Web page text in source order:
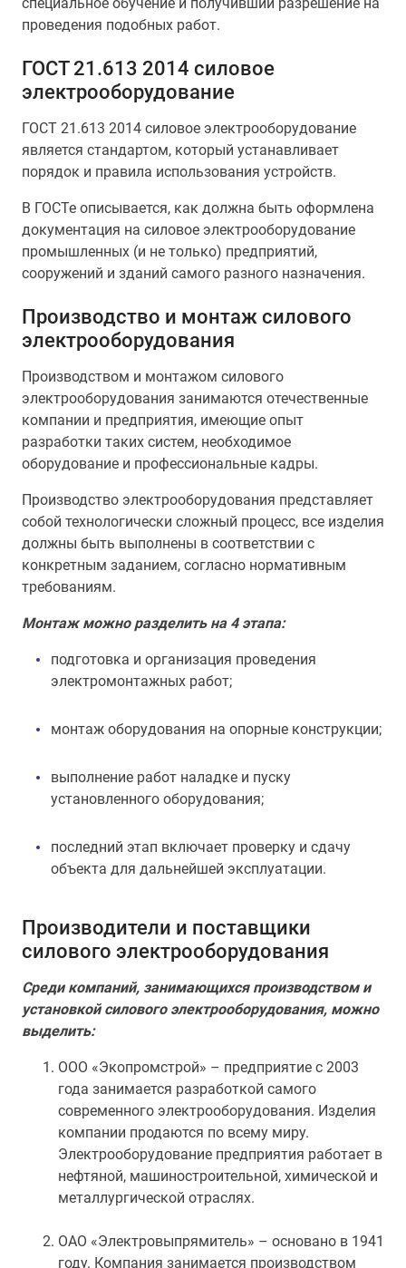
проведения подобных работ.
ГОСТ 21.613 2014 силовое
электрооборудование
ГОСТ 21.613 2014 силовое электрооборудование
является стандартом, который устанавливает
порядок и правила использования устройств.
В ГОСТе описывается, как должна быть оформлена
документация на силовое электрооборудование
промышленных (и не только) предприятий,
сооружений и зданий самого разного назначения.
Производство и монтаж силового
электрооборудования
Производством и монтажом силового
электрооборудования занимаются отечественные
компании и предприятия, имеющие опыт
разработки таких систем, необходимое
оборудование и профессиональные кадры.
Производство электрооборудования представляет
собой технологически сложный процесс, все изделия
должны быть выполнены в соответствии с
конкретным заданием, согласно нормативным
требованиям.
Монтаж можно разделить на 4 этапа:
подготовка и организация проведения
электромонтажных работ;
монтаж оборудования на опорные конструкции;
выполнение работ наладке и пуску
установленного оборудования;
последний этап включает проверку и сдачу
объекта для дальнейшей эксплуатации.
Производители и поставщики
силового электрооборудования
Среди компаний, занимающихся производством и
установкой силового электрооборудования, можно
выделить:
ООО «Экопромстрой» – предприятие с 2003
года занимается разработкой самого
современного электрооборудования. Изделия
компании продаются по всему миру.
Электрооборудование предприятия работает в
нефтяной, машиностроительной, химической и
металлургической отраслях.
ОАО «Электровыпрямитель» – основано в 1941
году. Компания занимается производством